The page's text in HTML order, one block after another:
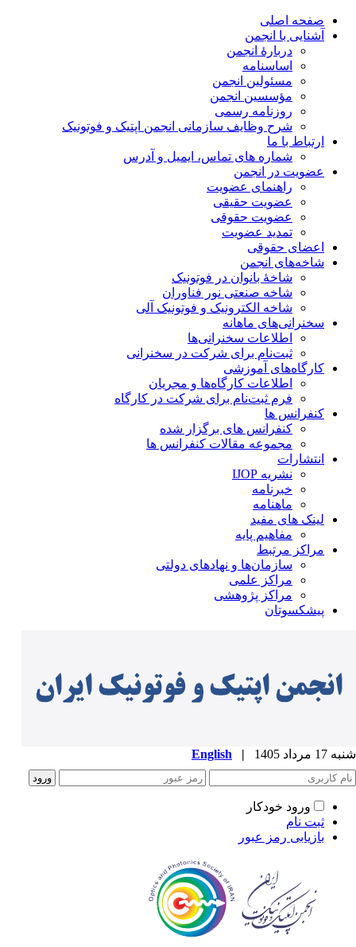
صفحه اصلی
آشنایی با انجمن
دربارۀ انجمن
اساسنامه
مسئولین انجمن
مؤسسین انجمن
روزنامه رسمی
شرح وظایف سازمانی انجمن اپتیک و فوتونیک
ارتباط با ما
شماره های تماس، ایمیل و آدرس
عضویت در انجمن
راهنمای عضویت
عضویت حقیقی
عضویت حقوقی
تمدید عضویت
اعضای حقوقی
شاخه‌های انجمن
شاخۀ بانوان در فوتونیک
شاخه صنعتی نور فناوران
شاخه‌ الکترونیک و فوتونیک آلی
سخنرانی‌های ماهانه
اطلاعات سخنرانی‌‌ها
ثبت‌نام برای شرکت در سخنرانی
کارگاه‌های آموزشی
اطلاعات کارگاه‌ها و مجریان
فرم ثبت‌نام برای شرکت در کارگاه
کنفرانس ها
کنفرانس های برگزار شده
مجموعه مقالات کنفرانس ها
انتشارات
نشریه IJOP
خبرنامه
ماهنامه
لینک های مفید
مفاهیم پایه
مراکز مرتبط
سازمان‌ها و نهادهای دولتی
مراکز علمی
مراکز پژوهشی
پیشکسوتان
مرداد 1405 |
English
ورود خودکار
ثبت نام
بازیابی رمز عبور